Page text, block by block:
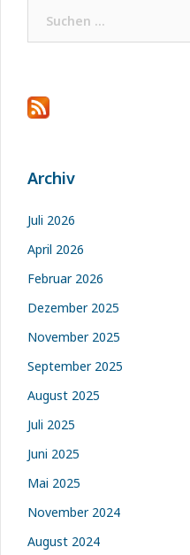
nach:
Archiv
Juli 2026
April 2026
Februar 2026
Dezember 2025
November 2025
September 2025
August 2025
Juli 2025
Juni 2025
Mai 2025
November 2024
August 2024